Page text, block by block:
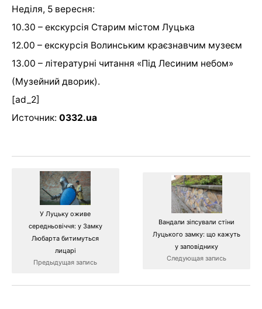
Неділя, 5 вересня:
10.30 – екскурсія Старим містом Луцька
12.00 – екскурсія Волинським краєзнавчим музеєм
13.00 – літературні читання «Під Лесиним небом»
(Музейний дворик).
[ad_2]
Источник: 0332.ua
У Луцьку оживе
середньовіччя: у Замку
Любарта битимуться
лицарі
Предыдущая запись
Вандали зіпсували стіни
Луцького замку: що кажуть
у заповіднику
Следующая запись